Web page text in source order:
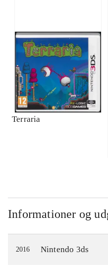
Terraria
Informationer og
2016 Nintendo 3ds